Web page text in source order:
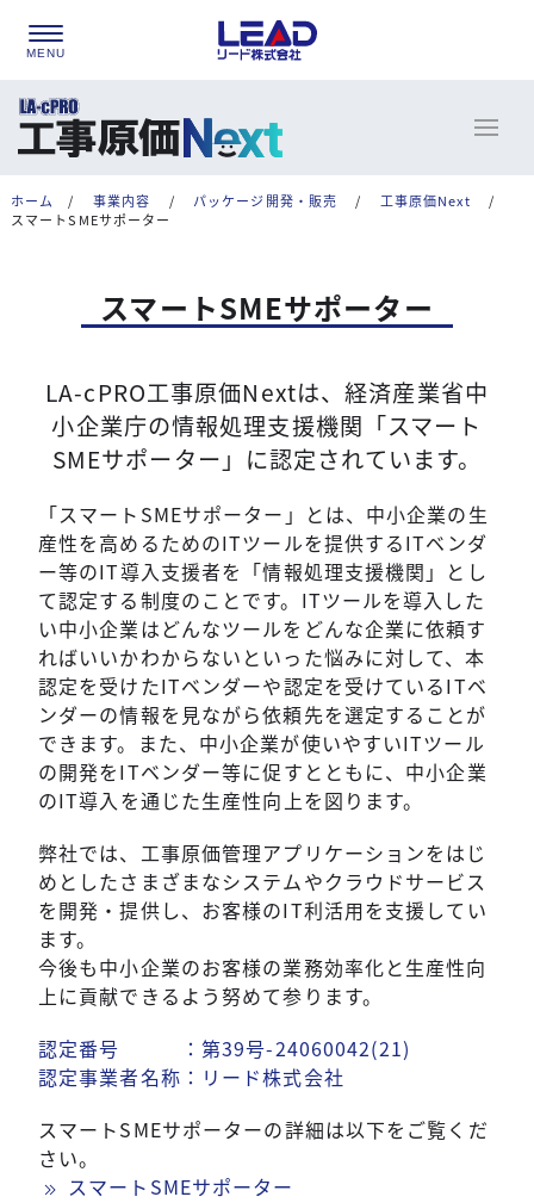
ホーム / 事業内容 / パッケージ開発・販売 / 工事原価Next
/
スマートSMEサポーター
スマートSMEサポーター
LA-cPRO工事原価Nextは、経済産業省中
小企業庁の情報処理支援機関「スマート
SMEサポーター」に認定されています。
「スマートSMEサポーター」とは、中小企業の生
産性を高めるためのITツールを提供するITベンダ
ー等のIT導入支援者を「情報処理支援機関」とし
て認定する制度のことです。ITツールを導入した
い中小企業はどんなツールをどんな企業に依頼す
ればいいかわからないといった悩みに対して、本
認定を受けたITベンダーや認定を受けているITベ
ンダーの情報を見ながら依頼先を選定することが
できます。また、中小企業が使いやすいITツール
の開発をITベンダー等に促すとともに、中小企業
のIT導入を通じた生産性向上を図ります。
弊社では、工事原価管理アプリケーションをはじ
めとしたさまざまなシステムやクラウドサービス
を開発・提供し、お客様のIT利活用を支援してい
ます。
今後も中小企業のお客様の業務効率化と生産性向
上に貢献できるよう努めて参ります。
認定番号 ：第39号-24060042(21)
認定事業者名称：リード株式会社
スマートSMEサポーターの詳細は以下をご覧くだ
さい。
スマートSMEサポーター